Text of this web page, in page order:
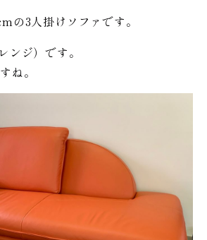
の3人掛けソファです。
ンジ）です。
ね。